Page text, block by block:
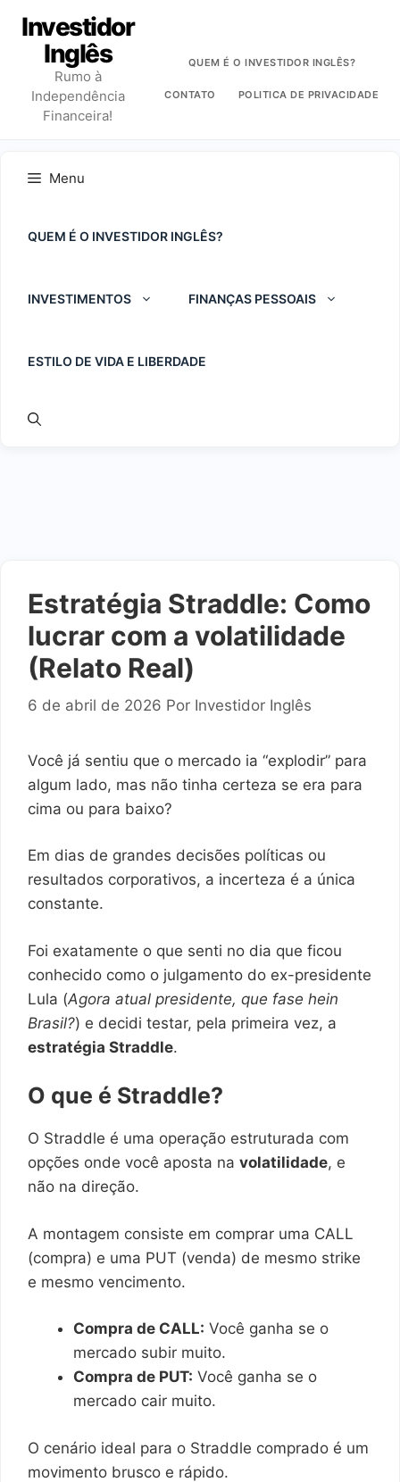
para
conteúdo
Investidor
Inglês
Rumo à
Independência
Financeira!
QUEM É O INVESTIDOR INGLÊS?
CONTATO POLITICA DE PRIVACIDADE
Menu
QUEM É O INVESTIDOR INGLÊS?
INVESTIMENTOS FINANÇAS PESSOAIS
ESTILO DE VIDA E LIBERDADE
Estratégia Straddle: Como
lucrar com a volatilidade
(Relato Real)
6 de abril de 2026 Por Investidor Inglês
Você já sentiu que o mercado ia “explodir” para
algum lado, mas não tinha certeza se era para
cima ou para baixo?
Em dias de grandes decisões políticas ou
resultados corporativos, a incerteza é a única
constante.
Foi exatamente o que senti no dia que ficou
conhecido como o julgamento do ex-presidente
Lula (Agora atual presidente, que fase hein
Brasil?) e decidi testar, pela primeira vez, a
estratégia Straddle.
O que é Straddle?
O Straddle é uma operação estruturada com
opções onde você aposta na volatilidade, e
não na direção.
A montagem consiste em comprar uma CALL
(compra) e uma PUT (venda) de mesmo strike
e mesmo vencimento.
Compra de CALL: Você ganha se o
mercado subir muito.
Compra de PUT: Você ganha se o
mercado cair muito.
O cenário ideal para o Straddle comprado é um
movimento brusco e rápido.